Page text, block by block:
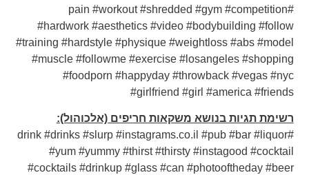
#pain #workout #shredded #gym #competition
#hardwork #aesthetics #video #bodybuilding #follow
#training #hardstyle #physique #weightloss #abs #model
#muscle #followme #exercise #losangeles #shopping
#foodporn #happyday #throwback #vegas #nyc
#girlfriend #girl #america #friends
רשימת תגיות בנושא משקאות חריפים (אלכוהול):
#drink #drinks #slurp #instagrams.co.il #pub #bar #liquor
#yum #yummy #thirst #thirsty #instagood #cocktail
#cocktails #drinkup #glass #can #photooftheday #beer